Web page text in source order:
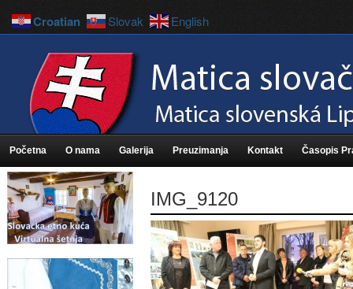
Početna O nama Galerija Preuzimanja Kontakt Časopis
IMG_9120
Croatian Slovak English